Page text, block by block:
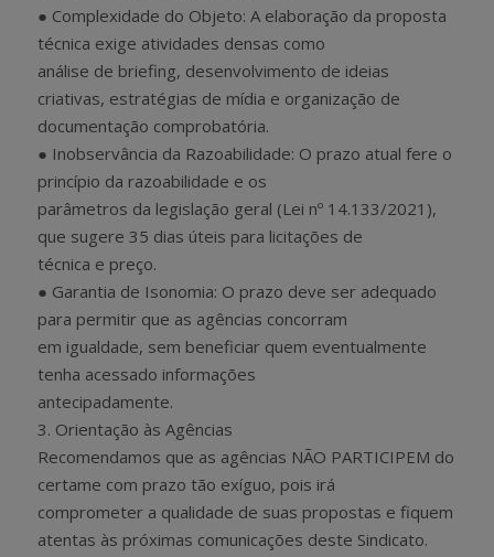
● Complexidade do Objeto: A elaboração da proposta
técnica exige atividades densas como
análise de briefing, desenvolvimento de ideias
criativas, estratégias de mídia e organização de
documentação comprobatória.
● Inobservância da Razoabilidade: O prazo atual fere o
princípio da razoabilidade e os
parâmetros da legislação geral (Lei nº 14.133/2021),
que sugere 35 dias úteis para licitações de
técnica e preço.
● Garantia de Isonomia: O prazo deve ser adequado
para permitir que as agências concorram
em igualdade, sem beneficiar quem eventualmente
tenha acessado informações
antecipadamente.
3. Orientação às Agências
Recomendamos que as agências NÃO PARTICIPEM do
certame com prazo tão exíguo, pois irá
comprometer a qualidade de suas propostas e fiquem
atentas às próximas comunicações deste Sindicato.